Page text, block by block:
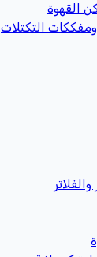
القهوة
التكتلات